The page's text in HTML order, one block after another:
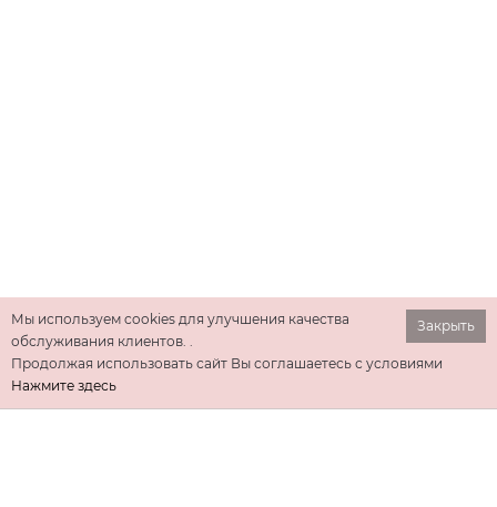
Закрыть
Мы используем cookies для улучшения качества
обслуживания клиентов. .
Продолжая использовать сайт Вы соглашаетесь с условиями
Нажмите здесь